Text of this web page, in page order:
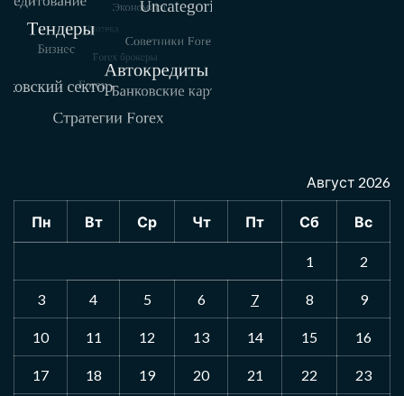
Август 2026
Пн Вт Ср Чт Пт Сб Вс
1 2
3 4 5 6 7 8 9
10 11 12 13 14 15 16
17 18 19 20 21 22 23